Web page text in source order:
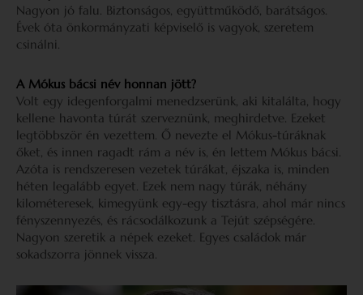
Nagyon jó falu. Biztonságos, együttműködő, barátságos.
Évek óta önkormányzati képviselő is vagyok, szeretem
csinálni.
A Mókus bácsi név honnan jött?
Volt egy idegenforgalmi menedzserünk, aki kitalálta, hogy
kellene havonta túrát szerveznünk, meghirdetve. Ezeket
legtöbbször én vezettem. Ő nevezte el Mókus-túráknak
őket, és innen ragadt rám a név is, én lettem Mókus bácsi.
Azóta is rendszeresen vezetek túrákat, éjszaka is, minden
héten legalább egyet. Ezek nem nagy túrák, néhány
kilométeresek, kimegyünk egy-egy tisztásra, ahol már nincs
fényszennyezés, és rácsodálkozunk a Tejút szépségére.
Nagyon szeretik a népek ezeket. Egyes családok már
sokadszorra jönnek vissza.